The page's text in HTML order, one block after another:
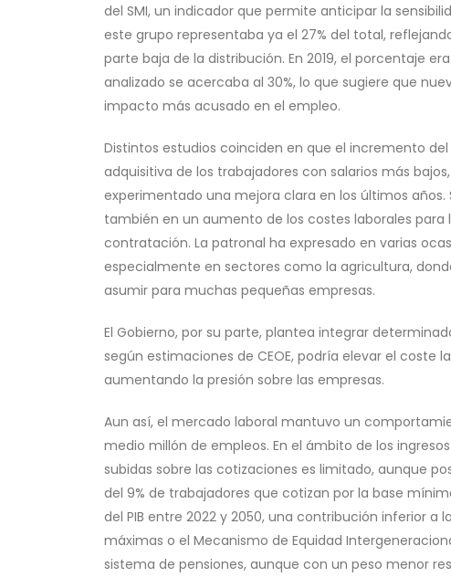
del SMI, un indicador que permite anticipar la
este grupo representaba ya el 27% del total,
parte baja de la distribución. En 2019, el porcentaje
analizado se acercaba al 30%, lo que sugiere que
impacto más acusado en el empleo.
Distintos estudios coinciden en que el incremento
adquisitiva de los trabajadores con salarios más
experimentado una mejora clara en los últimos
también en un aumento de los costes laborales
contratación. La patronal ha expresado en varias
especialmente en sectores como la agricultura,
asumir para muchas pequeñas empresas.
El Gobierno, por su parte, plantea integrar
según estimaciones de CEOE, podría elevar el coste
aumentando la presión sobre las empresas.
Aun así, el mercado laboral mantuvo un
medio millón de empleos. En el ámbito de los
subidas sobre las cotizaciones es limitado, aunque
del 9% de trabajadores que cotizan por la base
del PIB entre 2022 y 2050, una contribución inferior
máximas o el Mecanismo de Equidad
sistema de pensiones, aunque con un peso menor